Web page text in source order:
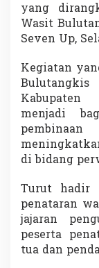
yang
Wasit
Seven Up,
Kegiatan
menjadi
di bidang
Turut hadir
penataran
jajaran
peserta
tua dan